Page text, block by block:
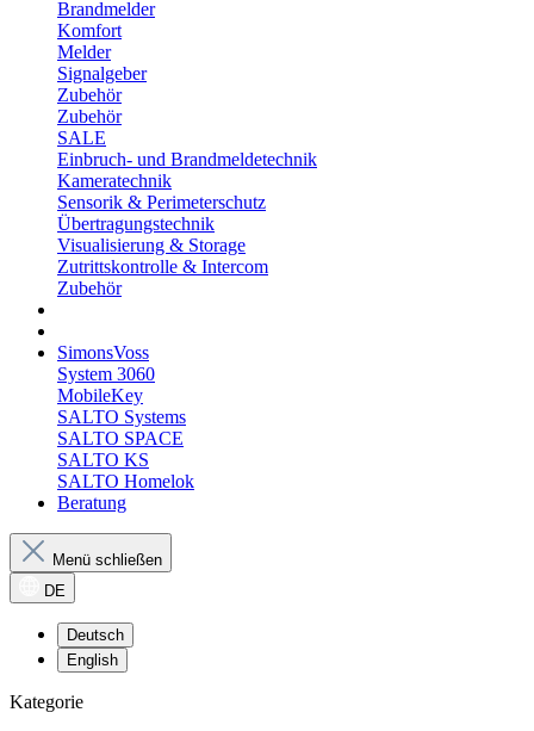
Brandmelder
Komfort
Melder
Signalgeber
Zubehör
Zubehör
SALE
Einbruch- und Brandmeldetechnik
Kameratechnik
Sensorik & Perimeterschutz
Übertragungstechnik
Visualisierung & Storage
Zutrittskontrolle & Intercom
Zubehör
SimonsVoss
System 3060
MobileKey
SALTO Systems
SALTO SPACE
SALTO KS
SALTO Homelok
Beratung
Menü schließen
DE
Deutsch
English
Kategorie